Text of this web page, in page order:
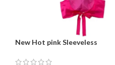
New Hot pink Sleeveless